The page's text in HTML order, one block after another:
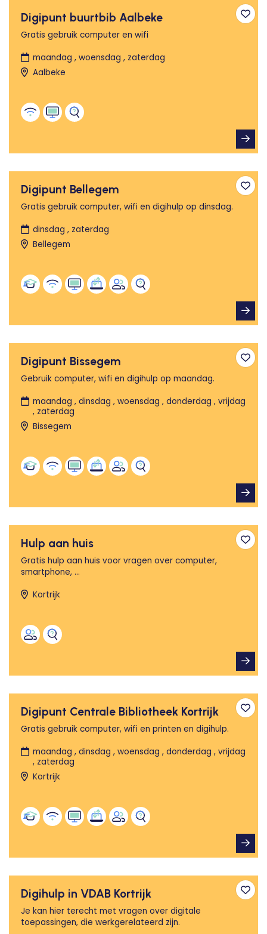
Digipunt buurtbib Aalbeke
Gratis gebruik computer en wifi
maandag , woensdag , zaterdag
Aalbeke
Digipunt Bellegem
Gratis gebruik computer, wifi en digihulp op dinsdag.
dinsdag , zaterdag
Bellegem
Digipunt Bissegem
Gebruik computer, wifi en digihulp op maandag.
maandag , dinsdag , woensdag , donderdag , vrijdag
, zaterdag
Bissegem
Hulp aan huis
Gratis hulp aan huis voor vragen over computer,
smartphone, ...
Kortrijk
Digipunt Centrale Bibliotheek Kortrijk
Gratis gebruik computer, wifi en printen en digihulp.
maandag , dinsdag , woensdag , donderdag , vrijdag
, zaterdag
Kortrijk
Digihulp in VDAB Kortrijk
Je kan hier terecht met vragen over digitale
toepassingen, die werkgerelateerd zijn.